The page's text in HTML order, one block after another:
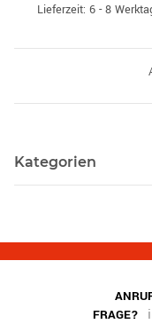
Lieferzeit: 6 - 8
Kategorien
FRAGE?